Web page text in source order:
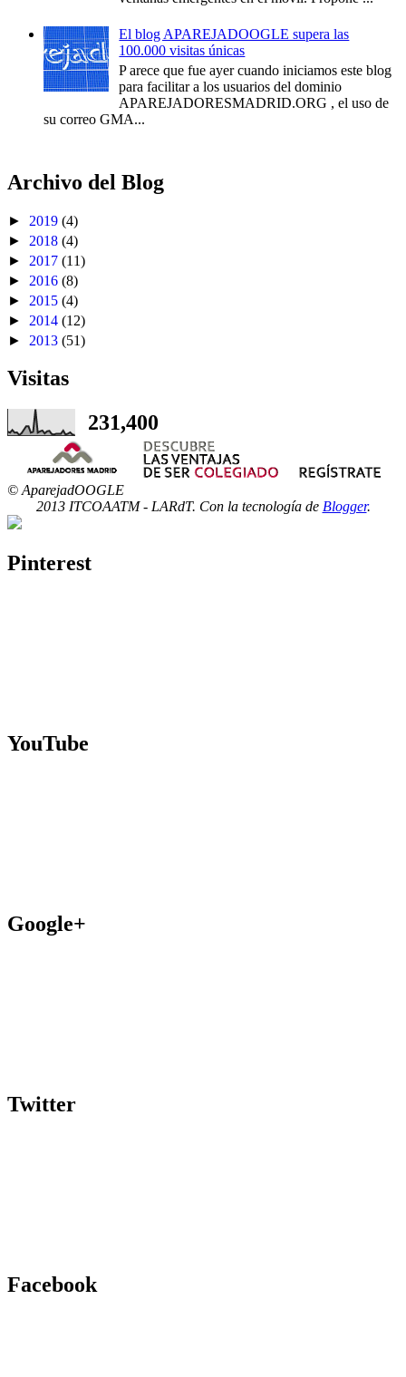
El blog APAREJADOOGLE supera las
100.000 visitas únicas
P arece que fue ayer cuando iniciamos este blog
para facilitar a los usuarios del dominio
APAREJADORESMADRID.ORG , el uso de
su correo GMA...
Archivo del Blog
► 2019 (4)
► 2018 (4)
► 2017 (11)
► 2016 (8)
► 2015 (4)
► 2014 (12)
►
2013 (51)
Visitas
231,400
© AparejadOOGLE
2013 ITCOAATM - LARdT. Con la tecnología de Blogger.
Pinterest
YouTube
Google+
Twitter
Facebook